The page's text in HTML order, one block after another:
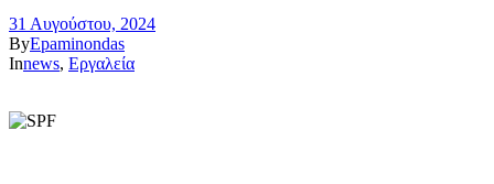
31 Αυγούστου, 2024
ByEpaminondas
Innews, Εργαλεία